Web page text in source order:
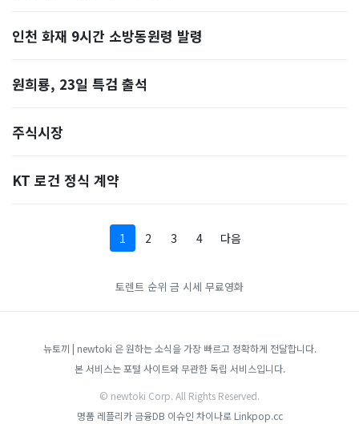
인천 화재 9시간 소방동원령 발령
원희룡, 23일 특검 출석
주식시장
KT 로건 정식 계약
1 2 3 4 다음
토렌트 순위 금 시세 무료영화
뉴토끼 | newtoki 은 원하는 소식을 가장 빠르고 정확하게 전달합니다.
본 서비스는 포털 사이트와 무관한 독립 서비스입니다.
© newtoki Corp. All Rights Reserved.
명품 레플리카 금융DB 이슈인 차이나로 Linkpop.cc